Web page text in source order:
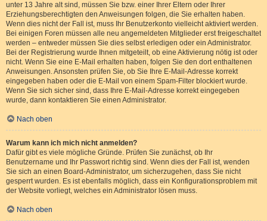
unter 13 Jahre alt sind, müssen Sie bzw. einer Ihrer Eltern oder Ihrer
Erziehungsberechtigten den Anweisungen folgen, die Sie erhalten haben.
Wenn dies nicht der Fall ist, muss Ihr Benutzerkonto vielleicht aktiviert werden.
Bei einigen Foren müssen alle neu angemeldeten Mitglieder erst freigeschaltet
werden – entweder müssen Sie dies selbst erledigen oder ein Administrator.
Bei der Registrierung wurde Ihnen mitgeteilt, ob eine Aktivierung nötig ist oder
nicht. Wenn Sie eine E-Mail erhalten haben, folgen Sie den dort enthaltenen
Anweisungen. Ansonsten prüfen Sie, ob Sie Ihre E-Mail-Adresse korrekt
eingegeben haben oder die E-Mail von einem Spam-Filter blockiert wurde.
Wenn Sie sich sicher sind, dass Ihre E-Mail-Adresse korrekt eingegeben
wurde, dann kontaktieren Sie einen Administrator.
Nach oben
Warum kann ich mich nicht anmelden?
Dafür gibt es viele mögliche Gründe. Prüfen Sie zunächst, ob Ihr
Benutzername und Ihr Passwort richtig sind. Wenn dies der Fall ist, wenden
Sie sich an einen Board-Administrator, um sicherzugehen, dass Sie nicht
gesperrt wurden. Es ist ebenfalls möglich, dass ein Konfigurationsproblem mit
der Website vorliegt, welches ein Administrator lösen muss.
Nach oben